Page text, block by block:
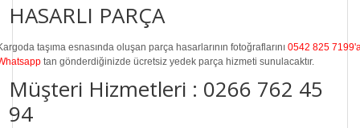
HASARLI PARÇA
taşıma esnasında oluşan parça hasarlarının fotoğraflarını 0542 825
tan gönderdiğinizde ücretsiz yedek parça hizmeti sunulacaktır.
Müşteri Hizmetleri : 0266 762 45
94